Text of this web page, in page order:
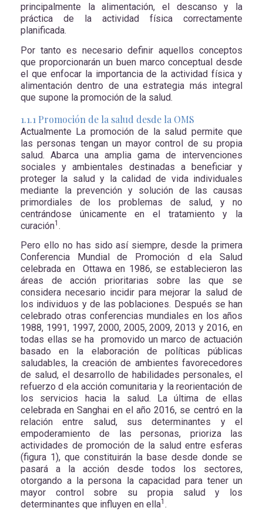
principalmente la alimentación, el descanso y la
práctica de la actividad física correctamente
planificada.
Por tanto es necesario definir aquellos conceptos
que proporcionarán un buen marco conceptual desde
el que enfocar la importancia de la actividad física y
alimentación dentro de una estrategia más integral
que supone la promoción de la salud.
1.1.1 Promoción de la salud desde la OMS
Actualmente La promoción de la salud permite que
las personas tengan un mayor control de su propia
salud. Abarca una amplia gama de intervenciones
sociales y ambientales destinadas a beneficiar y
proteger la salud y la calidad de vida individuales
mediante la prevención y solución de las causas
primordiales de los problemas de salud, y no
centrándose únicamente en el tratamiento y la
curación1 .
Pero ello no has sido así siempre, desde la primera
Conferencia Mundial de Promoción d ela Salud
celebrada en Ottawa en 1986, se establecieron las
áreas de acción prioritarias sobre las que se
considera necesario incidir para mejorar la salud de
los individuos y de las poblaciones. Después se han
celebrado otras conferencias mundiales en los años
1988, 1991, 1997, 2000, 2005, 2009, 2013 y 2016, en
todas ellas se ha promovido un marco de actuación
basado en la elaboración de políticas públicas
saludables, la creación de ambientes favorecedores
de salud, el desarrollo de habilidades personales, el
refuerzo d ela acción comunitaria y la reorientación de
los servicios hacia la salud. La última de ellas
celebrada en Sanghai en el año 2016, se centró en la
relación entre salud, sus determinantes y el
empoderamiento de las personas, prioriza las
actividades de promoción de la salud entre esferas
(figura 1), que constituirán la base desde donde se
pasará a la acción desde todos los sectores,
otorgando a la persona la capacidad para tener un
mayor control sobre su propia salud y los
determinantes que influyen en ella1 .